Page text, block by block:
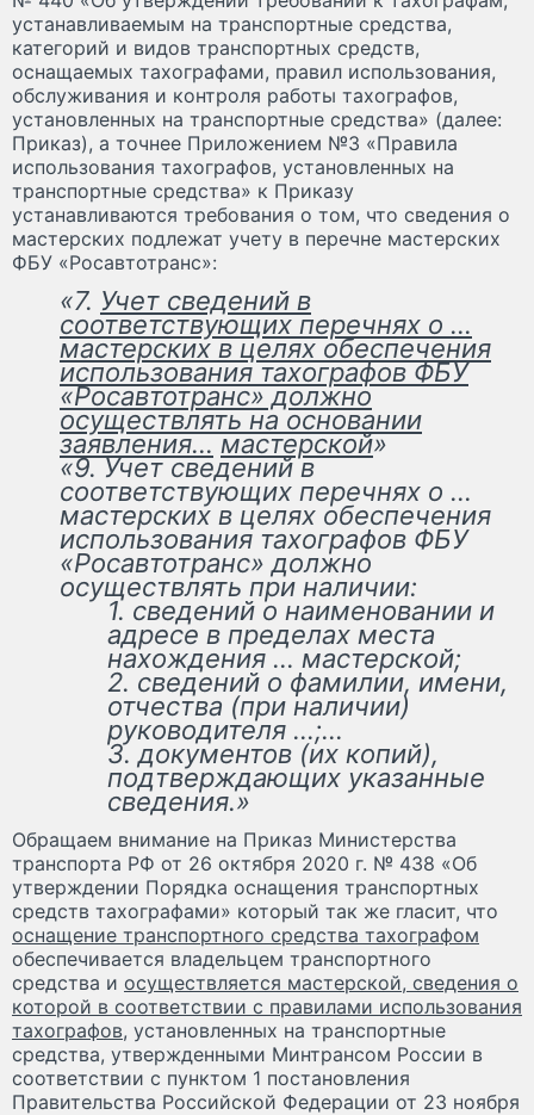
устанавливаемым на транспортные средства,
категорий и видов транспортных средств,
оснащаемых тахографами, правил использования,
обслуживания и контроля работы тахографов,
установленных на транспортные средства» (далее:
Приказ), а точнее Приложением №3 «Правила
использования тахографов, установленных на
транспортные средства» к Приказу
устанавливаются требования о том, что сведения о
мастерских подлежат учету в перечне мастерских
ФБУ «Росавтотранс»:
«7. Учет сведений в
соответствующих перечнях о …
мастерских в целях обеспечения
использования тахографов ФБУ
«Росавтотранс» должно
осуществлять на основании
заявления… мастерской»
«9. Учет сведений в
соответствующих перечнях о …
мастерских в целях обеспечения
использования тахографов ФБУ
«Росавтотранс» должно
осуществлять при наличии:
1. сведений о наименовании и
адресе в пределах места
нахождения … мастерской;
2. сведений о фамилии, имени,
отчества (при наличии)
руководителя …;…
3. документов (их копий),
подтверждающих указанные
сведения.»
Обращаем внимание на Приказ Министерства
транспорта РФ от 26 октября 2020 г. № 438 «Об
утверждении Порядка оснащения транспортных
средств тахографами» который так же гласит, что
оснащение транспортного средства тахографом
обеспечивается владельцем транспортного
средства и осуществляется мастерской, сведения о
которой в соответствии с правилами использования
тахографов, установленных на транспортные
средства, утвержденными Минтрансом России в
соответствии с пунктом 1 постановления
Правительства Российской Федерации от 23 ноября